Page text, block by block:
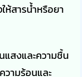
สารน้ำหรือยา
แสงและความชื้น
วามร้อนและ